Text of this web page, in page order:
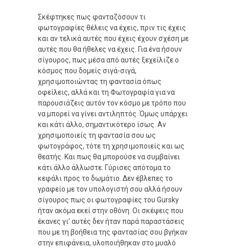
Σκέφτηκες πως φανταζόσουν τι
φωτογραφίες θέλεις να έχεις, πριν τις έχεις
και αν τελικά αυτές που έχεις έχουν σχέση με
αυτές που θα ήθελες να έχεις. Για ένα ήσουν
σίγουρος, πως μέσα από αυτές ξεχείλιζε ο
κόσμος που δομείς σιγά-σιγά,
χρησιμοποιώντας τη φαντασία όπως
οφείλεις, αλλά και τη Φωτογραφία για να
παρουσιάζεις αυτόν τον κόσμο με τρόπο που
να μπορεί να γίνει αντιληπτός. Όμως υπάρχει
και κάτι άλλο, σημαντικότερο ίσως. Αν
χρησιμοποιείς τη φαντασία σου ως
φωτογράφος, τότε τη χρησιμοποιείς και ως
θεατής. Και πως θα μπορούσε να συμβαίνει
κάτι άλλο άλλωστε. Γύρισες απότομα το
κεφάλι προς το δωμάτιο. Δεν έβλεπες το
γραφείο με τον υπολογιστή σου αλλά ήσουν
σίγουρος πως οι φωτογραφίες του Gursky
ήταν ακόμα εκεί στην οθόνη. Οι σκέψεις που
έκανες γι’ αυτές δεν ήταν παρά παραστάσεις
που με τη βοήθεια της φαντασίας σου βγήκαν
στην επιφάνεια, υλοποιήθηκαν στο μυαλό